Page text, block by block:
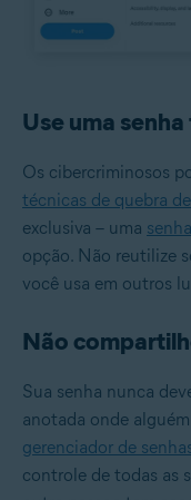
Use uma
Os cibercriminosos
técnicas de quebra
exclusiva – uma
opção. Não reutilize
você usa em outros
Não
Sua senha nunca
anotada onde
gerenciador de
controle de todas as